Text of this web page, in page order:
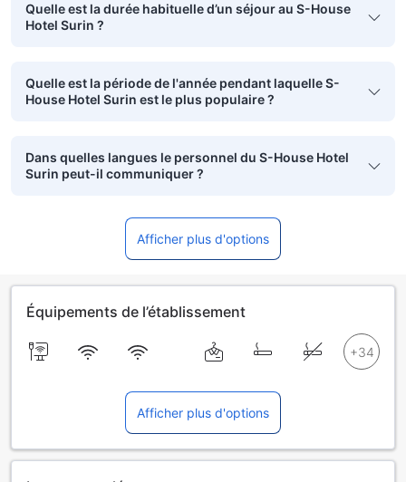
Quelle est la durée habituelle d’un séjour au S-House
Hotel Surin ?
Quelle est la période de l'année pendant laquelle S-
House Hotel Surin est le plus populaire ?
Dans quelles langues le personnel du S-House Hotel
Surin peut-il communiquer ?
Afficher plus d'options
Équipements de l’établissement
Afficher plus d'options